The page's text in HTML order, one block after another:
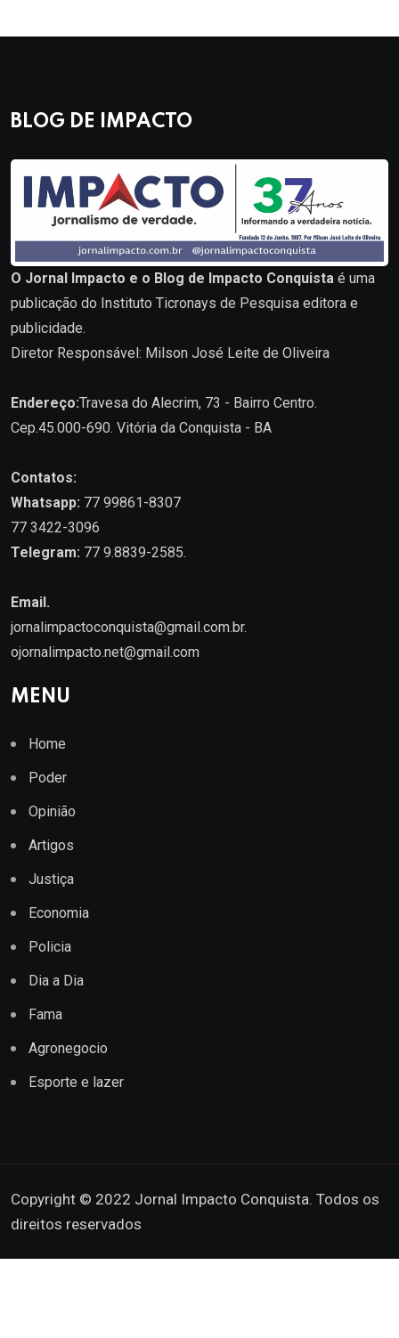
BLOG DE IMPACTO
O Jornal Impacto e o Blog de Impacto Conquista é uma
publicação do Instituto Ticronays de Pesquisa editora e
publicidade.
Diretor Responsável: Milson José Leite de Oliveira
Endereço:Travesa do Alecrim, 73 - Bairro Centro.
Cep.45.000-690. Vitória da Conquista - BA
Contatos:
Whatsapp: 77 99861-8307
77 3422-3096
Telegram: 77 9.8839-2585.
Email.
jornalimpactoconquista@gmail.com.br.
ojornalimpacto.net@gmail.com
MENU
Home
Poder
Opinião
Artigos
Justiça
Economia
Policia
Dia a Dia
Fama
Agronegocio
Esporte e lazer
Copyright © 2022 Jornal Impacto Conquista. Todos os
direitos reservados